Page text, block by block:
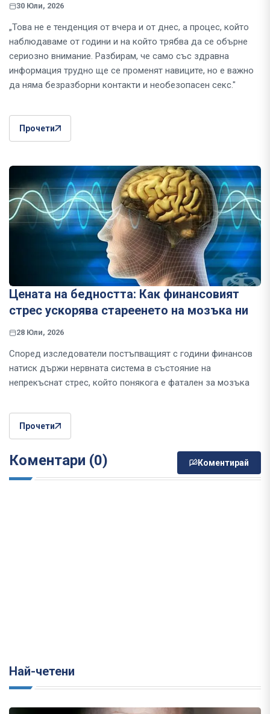
30 Юли, 2026
„Това не е тенденция от вчера и от днес, а процес, който
наблюдаваме от години и на който трябва да се обърне
сериозно внимание. Разбирам, че само със здравна
информация трудно ще се променят навиците, но е важно
да няма безразборни контакти и необезопасен секс."
Прочети
Цената на бедността: Как финансовият
стрес ускорява стареенето на мозъка ни
28 Юли, 2026
Според изследователи постъпващият с години финансов
натиск държи нервната система в състояние на
непрекъснат стрес, който понякога е фатален за мозъка
Прочети
Коментари (0) Коментирай
Най-четени